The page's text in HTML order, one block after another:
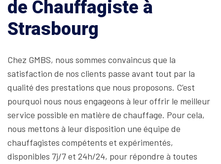
de Chauffagiste à
Strasbourg
Chez GMBS, nous sommes convaincus que la
satisfaction de nos clients passe avant tout par la
qualité des prestations que nous proposons. C’est
pourquoi nous nous engageons à leur offrir le meilleur
service possible en matière de chauffage. Pour cela,
nous mettons à leur disposition une équipe de
chauffagistes compétents et expérimentés,
disponibles 7j/7 et 24h/24, pour répondre à toutes